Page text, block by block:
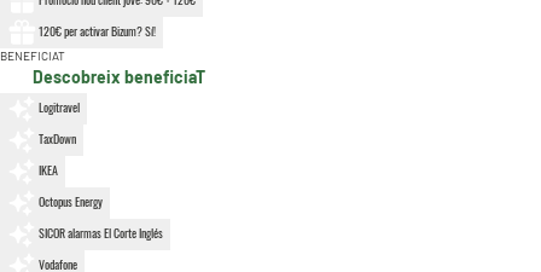
120€ per activar Bizum? Sí!
BENEFICIAT
Descobreix beneficiaT
Logitravel
TaxDown
IKEA
Octopus Energy
SICOR alarmas El Corte Inglés
Vodafone